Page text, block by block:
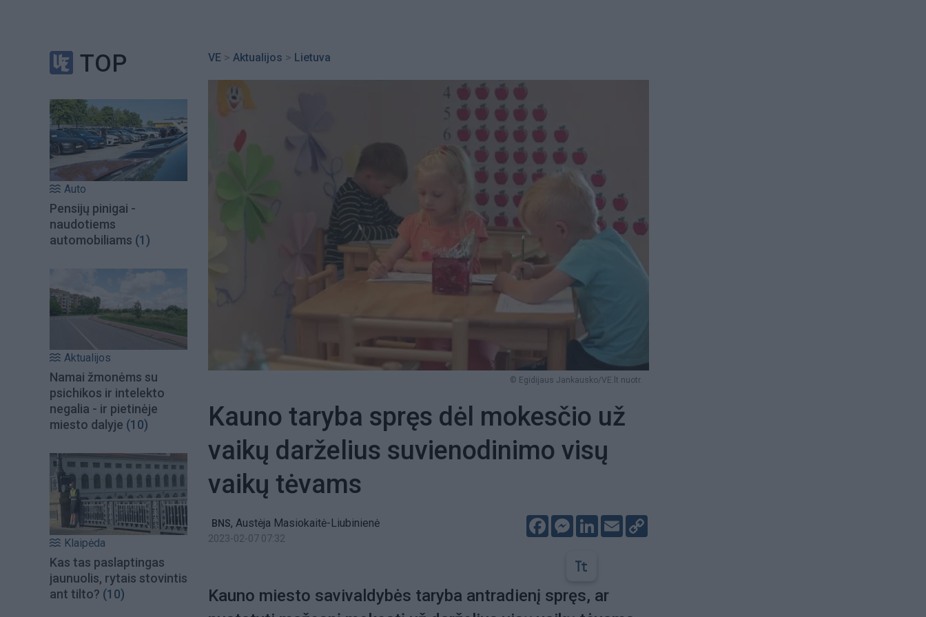
TOP
Auto
Pensijų pinigai -
naudotiems
automobiliams (1)
Aktualijos
Namai žmonėms su
psichikos ir intelekto
negalia - ir pietinėje
miesto dalyje (10)
Klaipėda
Kas tas paslaptingas
jaunuolis, rytais stovintis
ant tilto? (10)
VE > Aktualijos > Lietuva
© Egidijaus Jankausko/VE.lt nuotr.
Kauno taryba spręs dėl mokesčio už
vaikų darželius suvienodinimo visų
vaikų tėvams
BNS, Austėja Masiokaitė-Liubinienė
2023-02-07 07:32
FacebookMessenger
LinkedIn
Email
Kauno miesto savivaldybės taryba antradienį spręs, ar